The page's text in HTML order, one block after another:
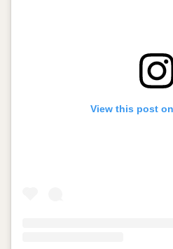
View this post